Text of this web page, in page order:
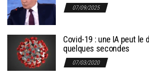
07/09/2025
Covid-19 : une IA peut le
quelques secondes
07/03/2020